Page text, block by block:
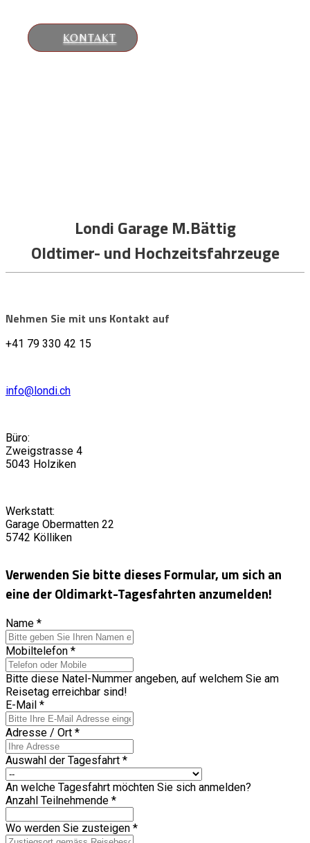
KONTAKT
Londi Garage M.Bättig
Oldtimer- und Hochzeitsfahrzeuge
Nehmen Sie mit uns Kontakt auf
+41 79 330 42 15
info@londi.ch
Büro:
Zweigstrasse 4
5043 Holziken
Werkstatt:
Garage Obermatten 22
5742 Kölliken
Verwenden Sie bitte dieses Formular, um sich an
eine der Oldimarkt-Tagesfahrten anzumelden!
Name *
Mobiltelefon *
Bitte diese Natel-Nummer angeben, auf welchem Sie am
Reisetag erreichbar sind!
E-Mail *
Adresse / Ort *
Auswahl der Tagesfahrt *
An welche Tagesfahrt möchten Sie sich anmelden?
Anzahl Teilnehmende *
Wo werden Sie zusteigen *